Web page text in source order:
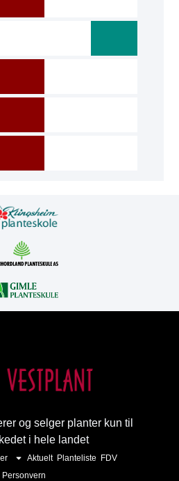
og selger planter kun til
i hele landet
Aktuelt Planteliste FDV
Personvern